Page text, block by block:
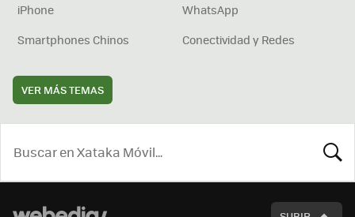
iPhone
WhatsApp
Smartphones Chinos
Conectividad y Redes
VER MÁS TEMAS